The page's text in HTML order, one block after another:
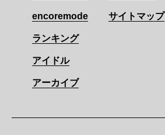
encoremode
ランキング
アイドル
アーカイブ
サイトマップ